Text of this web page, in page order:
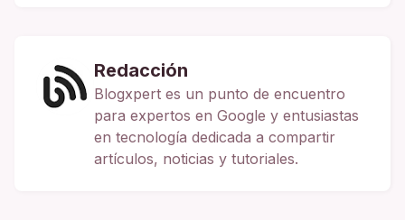
Redacción
Blogxpert es un punto de encuentro
para expertos en Google y entusiastas
en tecnología dedicada a compartir
artículos, noticias y tutoriales.